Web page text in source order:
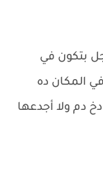
بتكون في
مجمع في المكان ده
دم ولا أجدعها